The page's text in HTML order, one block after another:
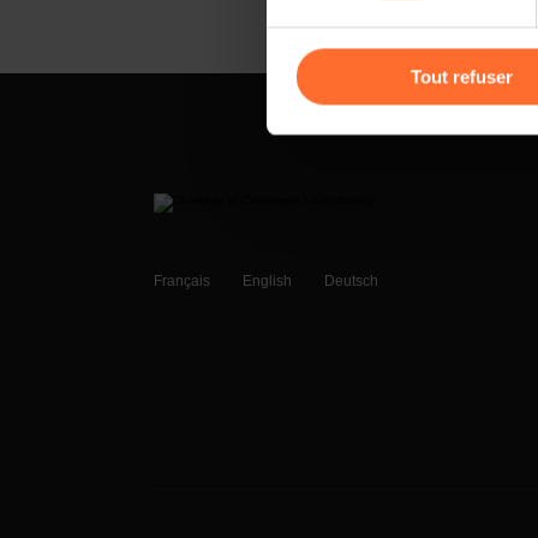
gauche de chaque page.
Tout refuser
Français English Deutsch